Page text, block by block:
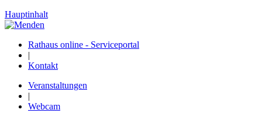
Hauptinhalt
Rathaus online - Serviceportal
|
Kontakt
Veranstaltungen
|
Webcam